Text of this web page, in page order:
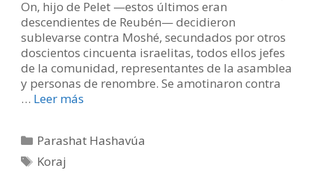
On, hijo de Pelet —estos últimos eran
descendientes de Reubén— decidieron
sublevarse contra Moshé, secundados por otros
doscientos cincuenta israelitas, todos ellos jefes
de la comunidad, representantes de la asamblea
y personas de renombre. Se amotinaron contra
… Leer más
Categorías
Parashat Hashavúa
Etiquetas
Koraj